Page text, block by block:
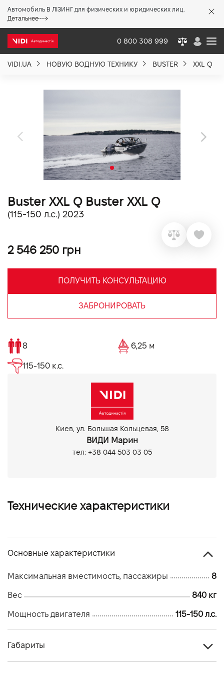
Автомобиль В ЛІЗИНГ для физических и юридических лиц.
Детальнее
0 800 308 999
VIDI.UA НОВУЮ ВОДНУЮ ТЕХНИКУ BUSTER XXL Q
Buster XXL Q Buster XXL Q
(115-150 л.с.) 2023
2 546 250 грн
ПОЛУЧИТЬ КОНСУЛЬТАЦИЮ
ЗАБРОНИРОВАТЬ
8 6,25 м
115-150 к.с.
Киев, ул. Большая Кольцевая, 58
ВИДИ Марин
тел: +38 044 503 03 05
Технические характеристики
Основные характеристики
Максимальная вместимость, пассажиры 8
Вес 840 кг
Мощность двигателя 115-150 л.с.
Габариты
Новости
Политика качества
Вакансии
Контакты
акціями, послугами та новинками